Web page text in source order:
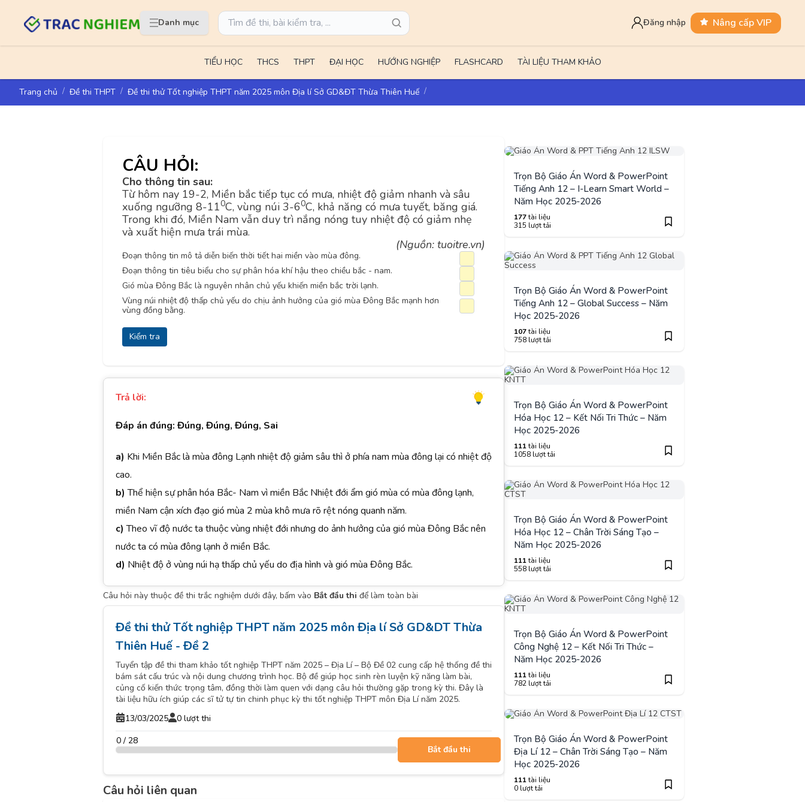
Danh mục Đăng nhập Nâng cấp VIP
TIỂU HỌC THCS THPT ĐẠI HỌC HƯỚNG NGHIỆP FLASHCARD TÀI LIỆU THAM KHẢO
Trang chủ Đề thi THPT Đề thi thử Tốt nghiệp THPT năm 2025 môn Địa lí Sở GD&ĐT Thừa Thiên Huế
CÂU HỎI:
Cho thông tin sau:
Từ hôm nay 19-2, Miền bắc tiếp tục có mưa, nhiệt độ giảm nhanh và sâu
xuống ngưỡng 8-110C, vùng núi 3-60C, khả năng có mưa tuyết, băng giá.
Trong khi đó, Miền Nam vẫn duy trì nắng nóng tuy nhiệt độ có giảm nhẹ
và xuất hiện mưa trái mùa.
(Nguồn: tuoitre.vn)
Đoạn thông tin mô tả diễn biến thời tiết hai miền vào mùa đông.
Đoạn thông tin tiêu biểu cho sự phân hóa khí hậu theo chiều bắc - nam.
Gió mùa Đông Bắc là nguyên nhân chủ yếu khiến miền bắc trời lạnh.
Vùng núi nhiệt độ thấp chủ yếu do chịu ảnh hưởng của gió mùa Đông Bắc mạnh hơn
vùng đồng bằng.
Kiểm tra
Trả lời:
Đáp án đúng: Đúng, Đúng, Đúng, Sai
a) Khi Miền Bắc là mùa đông Lạnh nhiệt độ giảm sâu thì ở phía nam mùa đông lại có nhiệt độ
cao.
b) Thể hiện sự phân hóa Bắc- Nam vì miền Bắc Nhiệt đới ẩm gió mùa có mùa đông lạnh,
miền Nam cận xích đạo gió mùa 2 mùa khô mưa rõ rệt nóng quanh năm.
c)Theo vĩ độ nước ta thuộc vùng nhiệt đới nhưng do ảnh hưởng của gió mùa Đông Bắc nên
nước ta có mùa đông lạnh ở miền Bắc.
d) Nhiệt độ ở vùng núi hạ thấp chủ yếu do địa hình và gió mùa Đông Bắc.
Câu hỏi này thuộc đề thi trắc nghiệm dưới đây, bấm vào Bắt đầu thi để làm toàn bài
Đề thi thử Tốt nghiệp THPT năm 2025 môn Địa lí Sở GD&DT Thừa
Thiên Huế - Đề 2
Tuyển tập đề thi tham khảo tốt nghiệp THPT năm 2025 – Địa Lí – Bộ Đề 02 cung cấp hệ thống đề thi
bám sát cấu trúc và nội dung chương trình học. Bộ đề giúp học sinh rèn luyện kỹ năng làm bài,
củng cố kiến thức trọng tâm, đồng thời làm quen với dạng câu hỏi thường gặp trong kỳ thi. Đây là
tài liệu hữu ích giúp các sĩ tử tự tin chinh phục kỳ thi tốt nghiệp THPT môn Địa Lí năm 2025.
13/03/2025
0 lượt thi
0 / 28
Bắt đầu thi
Câu hỏi liên quan
Trọn Bộ Giáo Án Word & PowerPoint
Tiếng Anh 12 – I-Learn Smart World –
Năm Học 2025-2026
177tài liệu
315 lượt tải
Trọn Bộ Giáo Án Word & PowerPoint
Tiếng Anh 12 – Global Success – Năm
Học 2025-2026
107tài liệu
758 lượt tải
Trọn Bộ Giáo Án Word & PowerPoint
Hóa Học 12 – Kết Nối Tri Thức – Năm
Học 2025-2026
111tài liệu
1058 lượt tải
Trọn Bộ Giáo Án Word & PowerPoint
Hóa Học 12 – Chân Trời Sáng Tạo –
Năm Học 2025-2026
111tài liệu
558 lượt tải
Trọn Bộ Giáo Án Word & PowerPoint
Công Nghệ 12 – Kết Nối Tri Thức –
Năm Học 2025-2026
111tài liệu
782 lượt tải
Trọn Bộ Giáo Án Word & PowerPoint
Địa Lí 12 – Chân Trời Sáng Tạo – Năm
Học 2025-2026
111tài liệu
0 lượt tải